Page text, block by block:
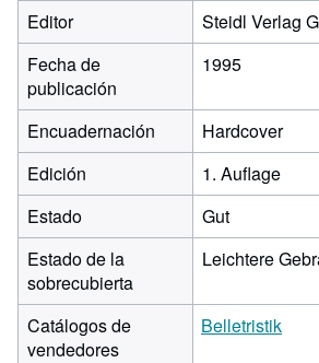
Editor
Steidl Verlag
Fecha de
publicación
1995
Encuadernación
Hardcover
Edición
1. Auflage
Estado
Gut
Estado de la
sobrecubierta
Leichtere
Catálogos de
vendedores
Belletristik